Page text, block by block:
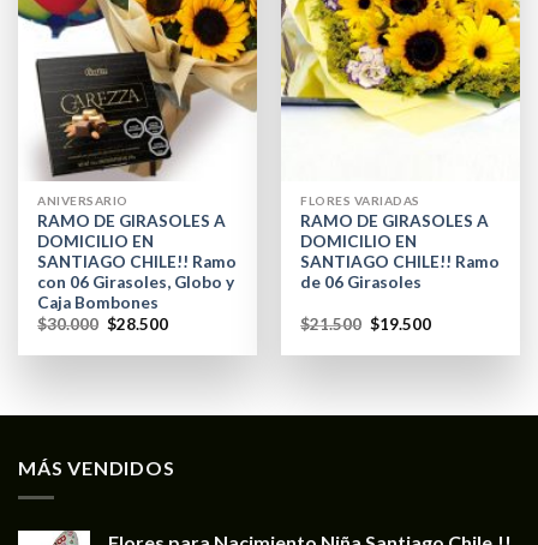
ANIVERSARIO
RAMO DE GIRASOLES A
DOMICILIO EN
SANTIAGO CHILE!! Ramo
con 06 Girasoles, Globo y
Caja Bombones
$30.000 $28.500
FLORES VARIADAS
RAMO DE GIRASOLES A
DOMICILIO EN
SANTIAGO CHILE!! Ramo
de 06 Girasoles
$21.500 $19.500
MÁS VENDIDOS